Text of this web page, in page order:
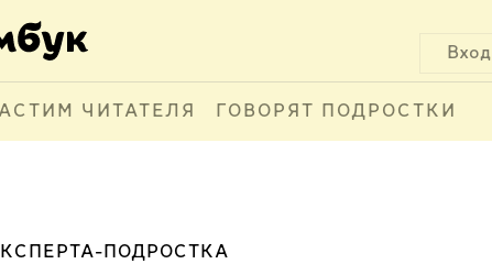
Вход
ЧИТАТЕЛЯ ГОВОРЯТ ПОДРОСТКИ
ПОДРОСТКА